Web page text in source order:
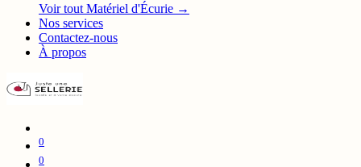
Voir tout Matériel d'Écurie →
Nos services
Contactez-nous
À propos
0
0